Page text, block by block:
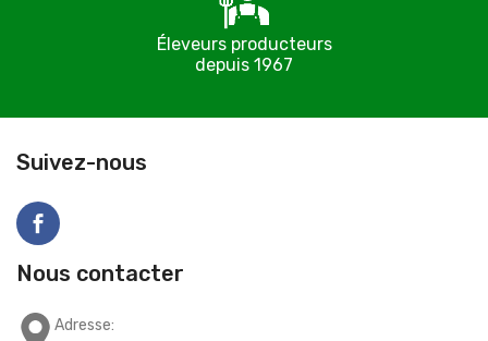
Éleveurs producteurs
depuis 1967
Suivez-nous
Nous contacter
Adresse: